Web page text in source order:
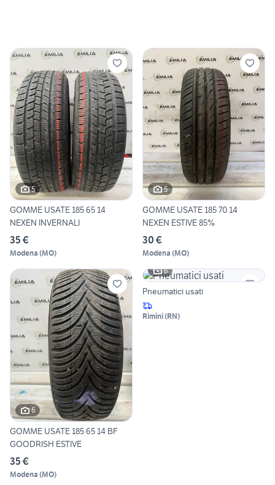
5
GOMME USATE 185 65 14
NEXEN INVERNALI
35 €
Modena (MO)
5
GOMME USATE 185 70 14
NEXEN ESTIVE 85%
30 €
Modena (MO)
6
GOMME USATE 185 65 14 BF
GOODRISH ESTIVE
35 €
Modena (MO)
6
Pneumatici usati
Rimini(RN)